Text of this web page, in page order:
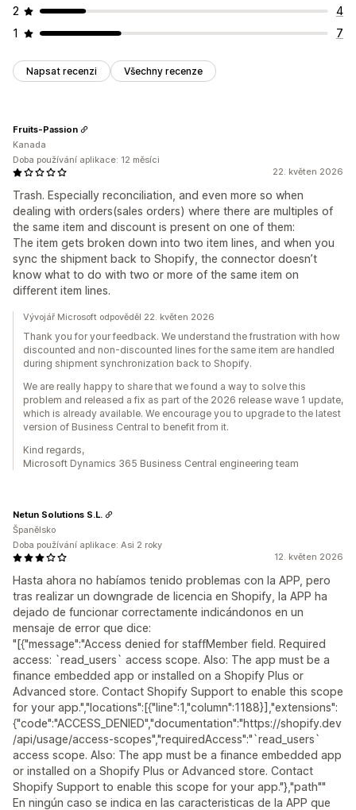
2
4
1
7
Napsat recenzi Všechny recenze
22. květen 2026
Trash. Especially reconciliation, and even more so when
dealing with orders(sales orders) where there are multiples of
the same item and discount is present on one of them:
The item gets broken down into two item lines, and when you
sync the shipment back to Shopify, the connector doesn’t
know what to do with two or more of the same item on
different item lines.
Fruits-Passion
Kanada
Doba používání aplikace: 12 měsíci
Vývojář Microsoft odpověděl 22. květen 2026
Thank you for your feedback. We understand the frustration with how
discounted and non-discounted lines for the same item are handled
during shipment synchronization back to Shopify.
We are really happy to share that we found a way to solve this
problem and released a fix as part of the 2026 release wave 1 update,
which is already available. We encourage you to upgrade to the latest
version of Business Central to benefit from it.
Kind regards,
Microsoft Dynamics 365 Business Central engineering team
12. květen 2026
Hasta ahora no habíamos tenido problemas con la APP, pero
tras realizar un downgrade de licencia en Shopify, la APP ha
dejado de funcionar correctamente indicándonos en un
mensaje de error que dice:
"[{"message":"Access denied for staffMember field. Required
access: `read_users` access scope. Also: The app must be a
finance embedded app or installed on a Shopify Plus or
Advanced store. Contact Shopify Support to enable this scope
for your app.","locations":[{"line":1,"column":1188}],"extensions":
{"code":"ACCESS_DENIED","documentation":"https://shopify.dev
/api/usage/access-scopes","requiredAccess":"`read_users`
access scope. Also: The app must be a finance embedded app
or installed on a Shopify Plus or Advanced store. Contact
Shopify Support to enable this scope for your app."},"path""
En ningún caso se indica en las caracteristicas de la APP que
Netun Solutions S.L.
Španělsko
Doba používání aplikace: Asi 2 roky